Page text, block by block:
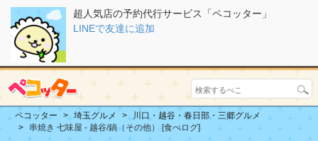
超人気店の予約代行サービス「ペコッター」
LINEで友達に追加
ペコッター 埼玉グルメ
川口・越谷・春日部・三郷グルメ
串焼き 七味屋 - 越谷/鍋（その他） [食べログ]